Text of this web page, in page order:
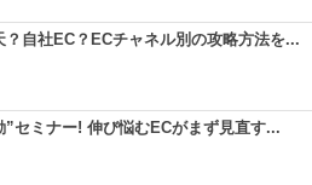
自社EC？ECチャネル別の攻略方法を...
”セミナー! 伸び悩むECがまず見直す...